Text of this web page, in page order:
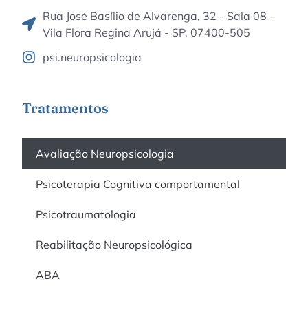
Rua José Basílio de Alvarenga, 32 - Sala 08 -
Vila Flora Regina Arujá - SP, 07400-505
psi.neuropsicologia
Tratamentos
Avaliação Neuropsicologia
Psicoterapia Cognitiva comportamental
Psicotraumatologia
Reabilitação Neuropsicológica
ABA